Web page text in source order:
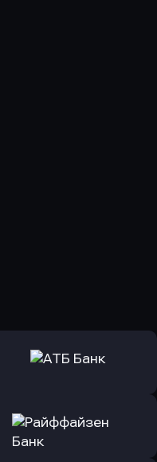
Оправить заявку
в АТБ Банк